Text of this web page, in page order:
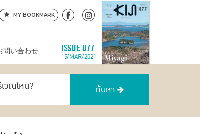
MY BOOKMARK
問い合わせ
ISSUE 077
15/MAR/2021
วณไหน? ค้นหา